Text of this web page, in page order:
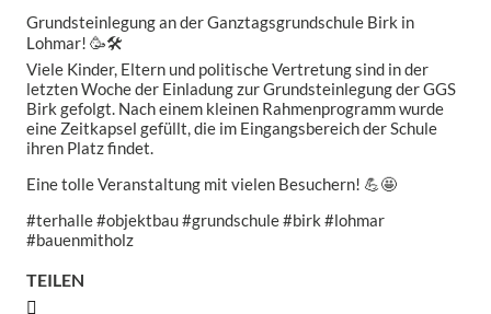
Grundsteinlegung an der Ganztagsgrundschule Birk in
Lohmar! 🥳🛠
Viele Kinder, Eltern und politische Vertretung sind in der
letzten Woche der Einladung zur Grundsteinlegung der GGS
Birk gefolgt. Nach einem kleinen Rahmenprogramm wurde
eine Zeitkapsel gefüllt, die im Eingangsbereich der Schule
ihren Platz findet.
Eine tolle Veranstaltung mit vielen Besuchern! 💪🤩
#terhalle #objektbau #grundschule #birk #lohmar
#bauenmitholz
TEILEN